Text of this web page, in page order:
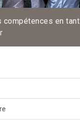
compétences en tant